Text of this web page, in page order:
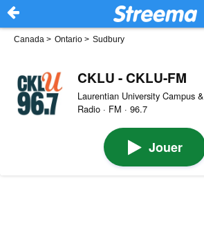
Canada > Ontario > Sudbury
CKLU - CKLU-FM
Laurentian University Campus
Radio · FM · 96.7
Jouer